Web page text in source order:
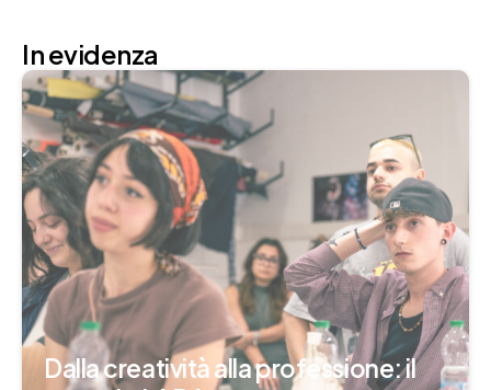
In evidenza
Dalla creatività alla professione: il